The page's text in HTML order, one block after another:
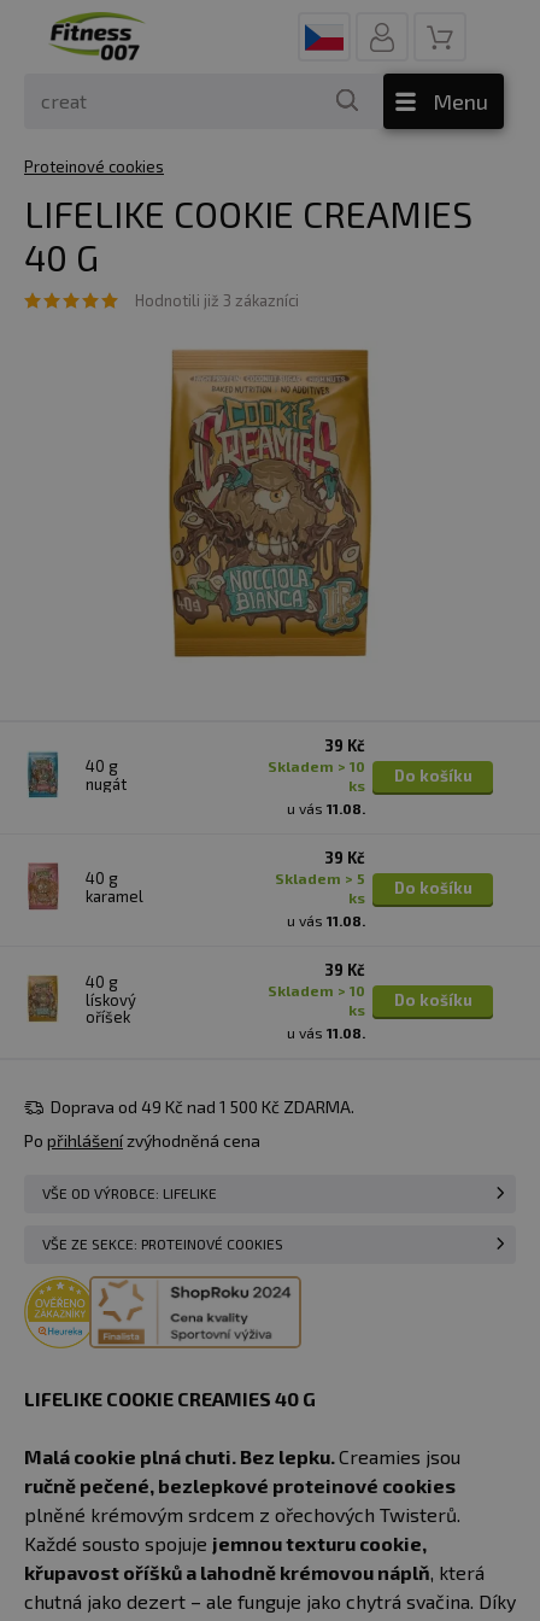
Menu
Proteinové cookies
LIFELIKE COOKIE CREAMIES
40 G
Hodnotili již 3 zákazníci
40 g
nugát
39 Kč
skladem > 10
ks
u vás 11.08.
Do košíku
40 g
karamel
39 Kč
skladem > 5
ks
u vás 11.08.
Do košíku
40 g
lískový
oříšek
39 Kč
skladem > 10
ks
u vás 11.08.
Do košíku
Doprava od 49 Kč nad 1 500 Kč ZDARMA.
Po přihlášenízvýhodněná cena
VŠE OD VÝROBCE: LIFELIKE
VŠE ZE SEKCE: PROTEINOVÉ COOKIES
LIFELIKE COOKIE CREAMIES 40 G
Malá cookie plná chuti. Bez lepku.Creamies jsou
ručně pečené, bezlepkové proteinové cookies
plněné krémovým srdcem z ořechových Twisterů.
Každé sousto spojuje jemnou texturu cookie,
křupavost oříšků a lahodně krémovou náplň, která
chutná jako dezert – ale funguje jako chytrá svačina. Díky